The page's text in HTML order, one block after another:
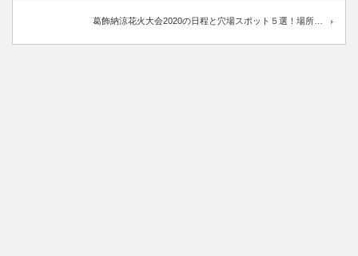
葛飾納涼花火大会2020の日程と穴場スポット５選！場所…